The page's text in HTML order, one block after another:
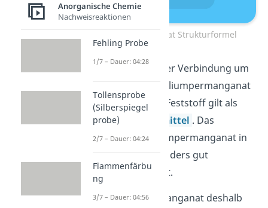
Kaliumpermanganat Strukturformel
Es handelt sich bei der Verbindung um
(Kaliumpermanganat
Pulver). Der violette Feststoff gilt als
starkesOxidationsmittel . Das
bedeutet, dass Kaliumpermanganat in
einer Reaktion besonders gut
Elektronenaufnimmt.
Du findest das Permanganat deshalb
Anorganische Chemie
Nachweisreaktionen
Fehling Probe
1/7 – Dauer: 04:28
Tollensprobe
(Silberspiegel
probe)
2/7 – Dauer: 04:24
Flammenfärbu
ng
3/7 – Dauer: 04:56